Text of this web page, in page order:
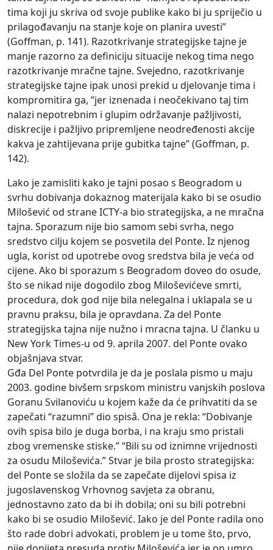
tima koji ju skriva od svoje publike kako bi ju spriječio u
prilagođavanju na stanje koje on planira uvesti”
(Goffman, p. 141). Razotkrivanje strategijske tajne je
manje razorno za definiciju situacije nekog tima nego
razotkrivanje mračne tajne. Svejedno, razotkrivanje
strategijske tajne ipak unosi prekid u djelovanje tima i
kompromitira ga, “jer iznenada i neočekivano taj tim
nalazi nepotrebnim i glupim održavanje pažljivosti,
diskrecije i pažljivo pripremljene neodređenosti akcije
kakva je zahtijevana prije gubitka tajne” (Goffman, p.
142).
Lako je zamisliti kako je tajni posao s Beogradom u
svrhu dobivanja dokaznog materijala kako bi se osudio
Milošević od strane ICTY-a bio strategijska, a ne mračna
tajna. Sporazum nije bio samom sebi svrha, nego
sredstvo cilju kojem se posvetila del Ponte. Iz njenog
ugla, korist od upotrebe ovog sredstva bila je veća od
cijene. Ako bi sporazum s Beogradom doveo do osude,
što se nikad nije dogodilo zbog Miloševićeve smrti,
procedura, dok god nije bila nelegalna i uklapala se u
pravnu praksu, bila je opravdana. Za del Ponte
strategijska tajna nije nužno i mracna tajna. U članku u
New York Times-u od 9. aprila 2007. del Ponte ovako
objašnjava stvar.
Gđa Del Ponte potvrdila je da je poslala pismo u maju
2003. godine bivšem srpskom ministru vanjskih poslova
Goranu Svilanoviću u kojem kaže da će prihvatiti da se
zapečati “razumni” dio spisâ. Ona je rekla: “Dobivanje
ovih spisa bilo je duga borba, i na kraju smo pristali
zbog vremenske stiske.” “Bili su od iznimne vrijednosti
za osudu Miloševića.” Stvar je bila prosto strategijska:
del Ponte se složila da se zapečate dijelovi spisa iz
jugoslavenskog Vrhovnog savjeta za obranu,
jednostavno zato da bi ih dobila; oni su bili potrebni
kako bi se osudio Milošević. Iako je del Ponte radila ono
što rade dobri advokati, problem je u tome što, prvo,